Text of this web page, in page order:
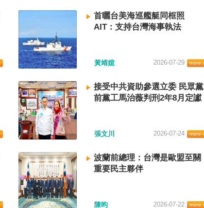
首曬台美海巡艦艇同框照
AIT：支持台灣海事執法
黃靖媗 2026-07-29
接受中共資助參選立委 民眾黨
前黨工馬治薇判刑2年8月定讞
張文川 2026-07-24
波蘭前總理：台灣是歐盟至關
重要民主夥伴
陳昀 2026-07-22